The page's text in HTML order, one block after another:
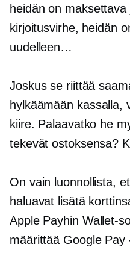
heidän on
kirjoitusvirhe, heidän
uudelleen…
Joskus se riittää
hylkäämään kassalla,
kiire. Palaavatko he
tekevät ostoksensa?
On vain luonnollista,
haluavat lisätä
Apple Payhin Wallet-
määrittää Google Pay